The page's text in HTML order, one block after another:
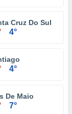
Cruz Do Sul
4°
4°
De Maio
7°